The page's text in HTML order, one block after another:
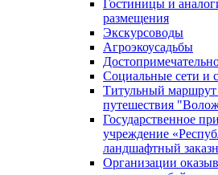
Гостиницы и
размещения
Экскурсоводы
Агроэкоусадьбы
Социальные сети и
Титульный маршрут
путешествия
Государственное
учреждение
ландшафтный
Организации